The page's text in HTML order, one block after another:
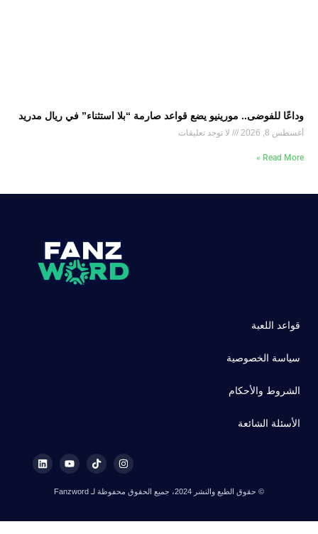
وداعًا للفوضى.. مورينيو يضع قواعد صارمة “بلا استثناء” في ريال مدريد
أغسطس 8, 2026 لا توجد تعليقات
Read More »
قواعد اللعبة
سياسة الخصوصية
الشروط والأحكام
الأسئلة الشائعة
© حقوق الطبع والنشر 2024، جميع الحقوق محفوظة لـ Fanzword